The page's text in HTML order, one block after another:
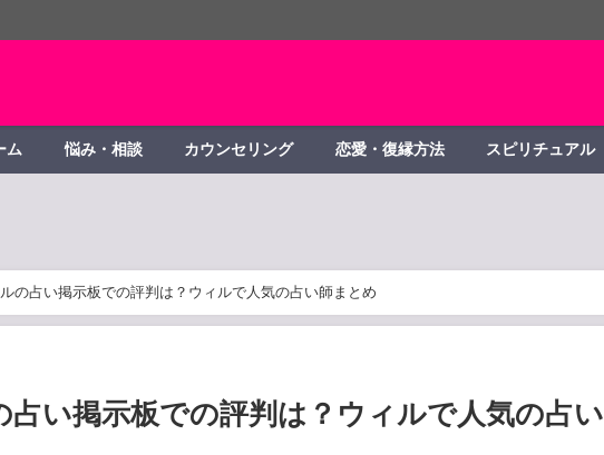
ム 悩み・相談 カウンセリング 恋愛・復縁方法 スピリチュアル
の占い掲示板での評判は？ウィルで人気の占い師まとめ
占い掲示板での評判は？ウィルで人気の占い